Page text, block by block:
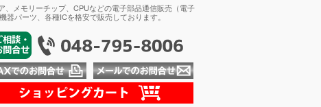
メモリーチップ、CPUなどの電子部品通信販売（電子
パーツ、各種ICを格安で販売しております。